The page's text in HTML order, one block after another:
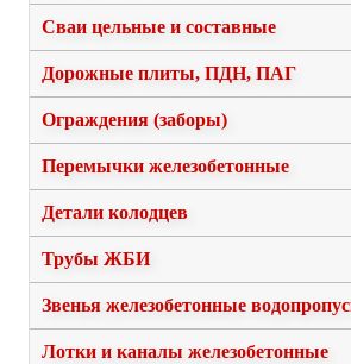
Сваи цельные и составные
Дорожные плиты, ПДН, ПАГ
Ограждения (заборы)
Перемычки железобетонные
Детали колодцев
Трубы ЖБИ
Звенья железобетонные
Лотки и каналы железобетонные